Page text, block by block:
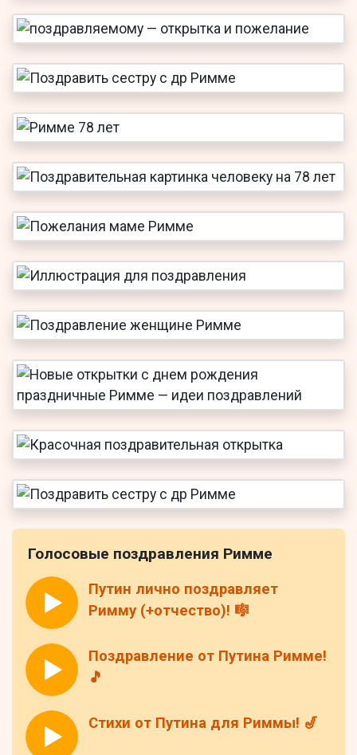
Голосовые поздравления Римме
Путин лично поздравляет
Римму (+отчество)! 🎼
Поздравление от Путина Римме!
🎵
Стихи от Путина для Риммы! 🎷